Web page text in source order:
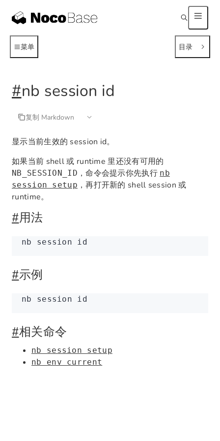
菜单 目录
#nb session id
复制 Markdown
显示当前生效的 session id。
如果当前 shell 或 runtime 里还没有可用的
NB_SESSION_ID ，命令会提示你先执行 nb
session setup ，再打开新的 shell session 或
runtime。
#用法
nb session id
#示例
nb session id
#相关命令
nb session setup
nb env current